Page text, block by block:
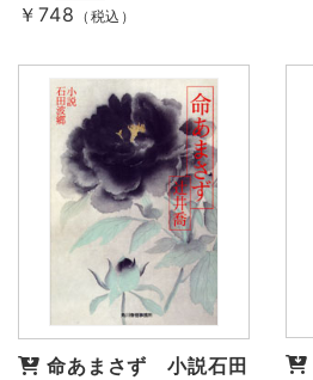
￥748 （税込）
命あまさず 小説石田